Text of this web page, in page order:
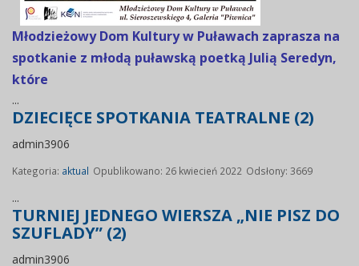
Młodzieżowy Dom Kultury w Puławach zaprasza na
spotkanie z młodą puławską poetką Julią Seredyn,
które
...
DZIECIĘCE SPOTKANIA TEATRALNE (2)
admin3906
Kategoria: aktual Opublikowano: 26 kwiecień 2022 Odsłony: 3669
...
TURNIEJ JEDNEGO WIERSZA „NIE PISZ DO
SZUFLADY” (2)
admin3906